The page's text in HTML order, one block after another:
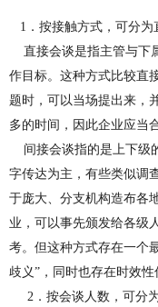
1 ．按接触方式，可分
直接会谈是指主管与下
作目标。这种方式比较直
题时，可以当场提出来，
多的时间，因此企业应当
间接会谈指的是上下级
字传达为主，有些类似
于庞大、分支机构造布各
业，可以事先颁发给各级
考。但这种方式存在一个
歧义” ，同时也存在时效性
2 ．按会谈人数，可分